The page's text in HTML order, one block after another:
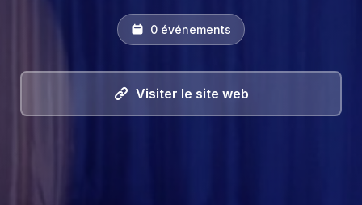
0 événements
Visiter le site web